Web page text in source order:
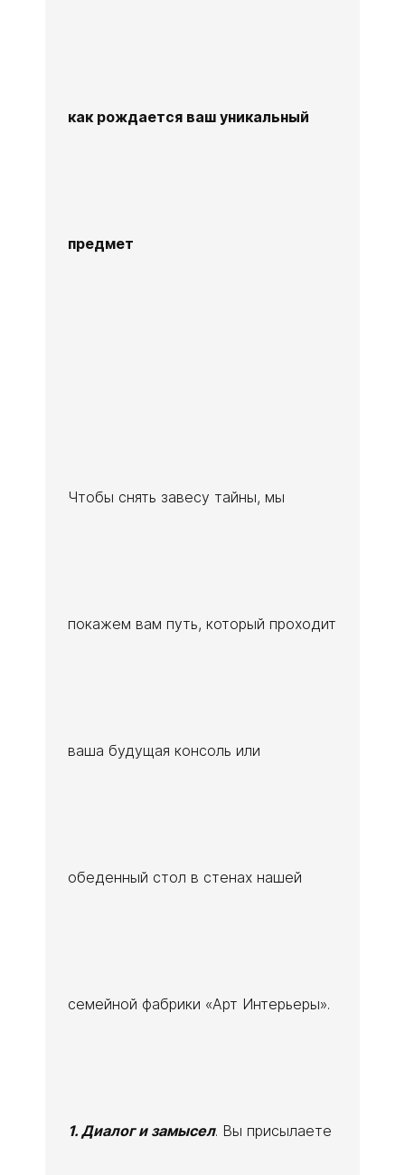
как рождается ваш уникальный
предмет
Чтобы снять завесу тайны, мы
покажем вам путь, который проходит
ваша будущая консоль или
обеденный стол в стенах нашей
семейной фабрики «Арт Интерьеры».
1. Диалог и замысел. Вы присылаете